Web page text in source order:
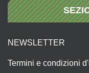
NEWSLETTER
Termini e condizioni